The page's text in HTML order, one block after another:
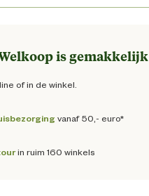
is gemakkelijk
of in de winkel.
vanaf 50,- euro*
in ruim 160 winkels